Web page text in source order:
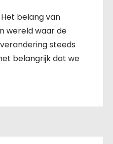
belang van
wereld waar de
steeds
belangrijk dat we